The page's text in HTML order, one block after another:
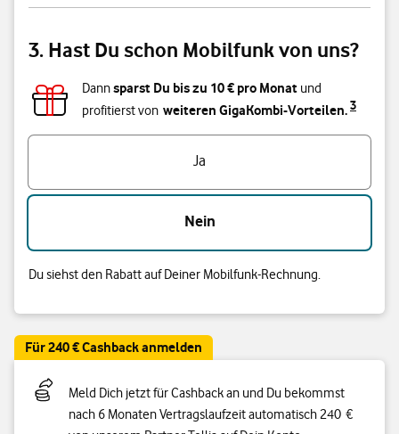
3. Hast Du schon Mobilfunk von uns?
Dannsparst Du bis zu 10€ pro Monat und
profitierst von weiteren GigaKombi-Vorteilen.3
Ja
Nein
Du siehst den Rabatt auf Deiner Mobilfunk-Rechnung.
Für 240 € Cashback anmelden
Meld Dich jetzt für Cashback an und Du bekommst
nach 6 Monaten Vertragslaufzeit automatisch 240 €